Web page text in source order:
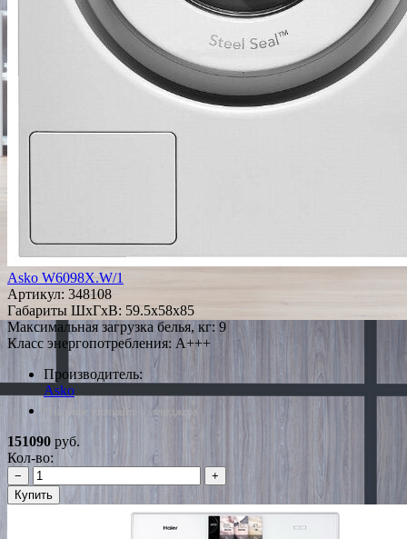
Asko W6098X.W/1
Артикул: 348108
Габариты ШxГxВ: 59.5x58x85
Максимальная загрузка белья, кг: 9
Класс энергопотребления: A+++
Производитель:
Asko
*Наличие уточняйте у менеджера
151090 руб.
Кол-во:
−
+
Купить